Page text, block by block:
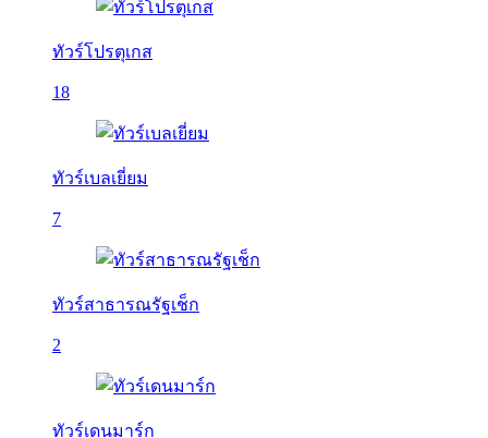
ทัวร์โปรตุเกส
18
ทัวร์เบลเยี่ยม
7
ทัวร์สาธารณรัฐเช็ก
2
ทัวร์เดนมาร์ก